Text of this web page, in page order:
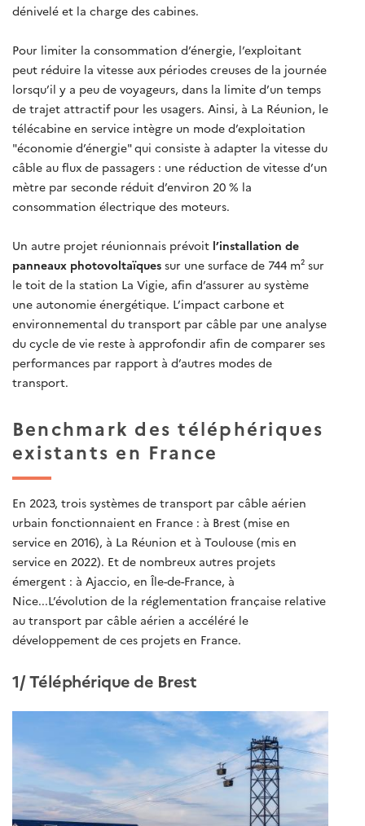
dénivelé et la charge des cabines.
Pour limiter la consommation d’énergie, l’exploitant
peut réduire la vitesse aux périodes creuses de la journée
lorsqu’il y a peu de voyageurs, dans la limite d’un temps
de trajet attractif pour les usagers. Ainsi, à La Réunion, le
télécabine en service intègre un mode d’exploitation
"économie d’énergie" qui consiste à adapter la vitesse du
câble au flux de passagers : une réduction de vitesse d’un
mètre par seconde réduit d’environ 20 % la
consommation électrique des moteurs.
Un autre projet réunionnais prévoit l’installation de
panneaux photovoltaïques sur une surface de 744 m² sur
le toit de la station La Vigie, afin d’assurer au système
une autonomie énergétique. L’impact carbone et
environnemental du transport par câble par une analyse
du cycle de vie reste à approfondir afin de comparer ses
performances par rapport à d’autres modes de
transport.
Benchmark des téléphériques
existants en France
En 2023, trois systèmes de transport par câble aérien
urbain fonctionnaient en France : à Brest (mise en
service en 2016), à La Réunion et à Toulouse (mis en
service en 2022). Et de nombreux autres projets
émergent : à Ajaccio, en Île-de-France, à
Nice...L’évolution de la réglementation française relative
au transport par câble aérien a accéléré le
développement de ces projets en France.
1/ Téléphérique de Brest